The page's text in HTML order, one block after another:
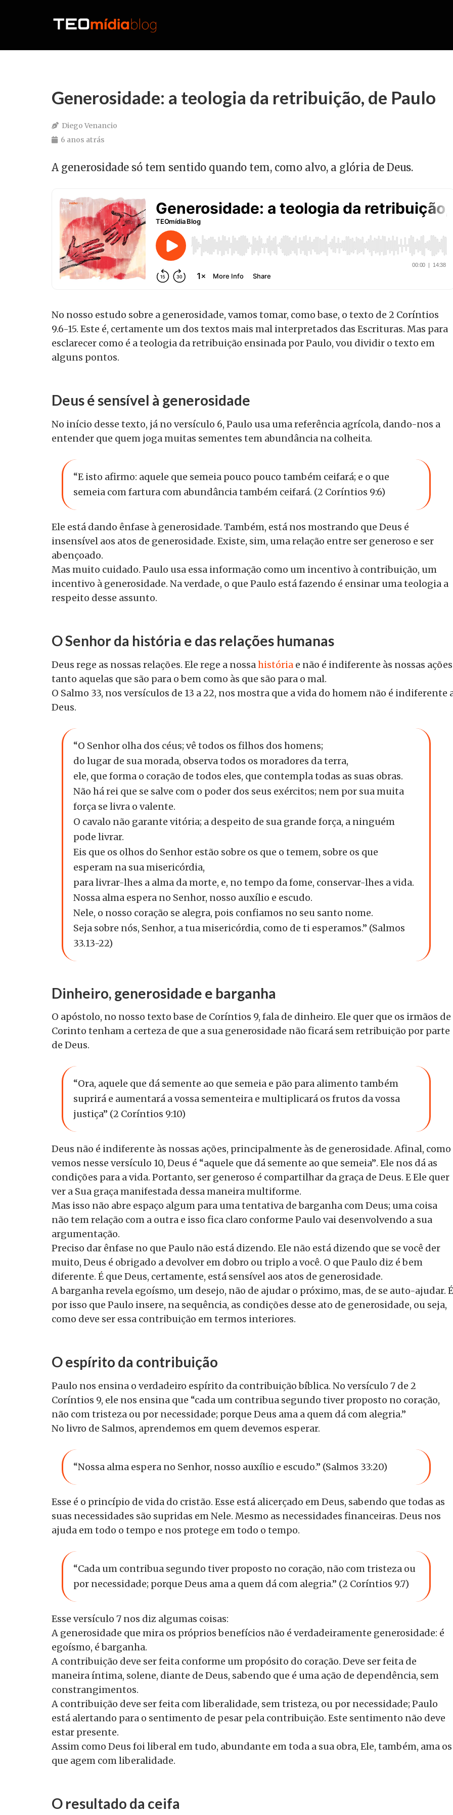
Generosidade: a teologia da retribuição, de Paulo
Diego Venancio
6 anos atrás
A generosidade só tem sentido quando tem, como alvo, a glória de Deus.
No nosso estudo sobre a generosidade, vamos tomar, como base, o texto de 2 Coríntios
9.6-15. Este é, certamente um dos textos mais mal interpretados das Escrituras. Mas para
esclarecer como é a teologia da retribuição ensinada por Paulo, vou dividir o texto em
alguns pontos.
Deus é sensível à generosidade
No início desse texto, já no versículo 6, Paulo usa uma referência agrícola, dando-nos a
entender que quem joga muitas sementes tem abundância na colheita.
“E isto afirmo: aquele que semeia pouco pouco também ceifará; e o que
semeia com fartura com abundância também ceifará. (2 Coríntios 9:6)
Ele está dando ênfase à generosidade. Também, está nos mostrando que Deus é
insensível aos atos de generosidade. Existe, sim, uma relação entre ser generoso e ser
abençoado.
Mas muito cuidado. Paulo usa essa informação como um incentivo à contribuição, um
incentivo à generosidade. Na verdade, o que Paulo está fazendo é ensinar uma teologia a
respeito desse assunto.
O Senhor da história e das relações humanas
Deus rege as nossas relações. Ele rege a nossa história e não é indiferente às nossas
tanto aquelas que são para o bem como às que são para o mal.
O Salmo 33, nos versículos de 13 a 22, nos mostra que a vida do homem não é indiferente
Deus.
“O Senhor olha dos céus; vê todos os filhos dos homens;
do lugar de sua morada, observa todos os moradores da terra,
ele, que forma o coração de todos eles, que contempla todas as suas obras.
Não há rei que se salve com o poder dos seus exércitos; nem por sua muita
força se livra o valente.
O cavalo não garante vitória; a despeito de sua grande força, a ninguém
pode livrar.
Eis que os olhos do Senhor estão sobre os que o temem, sobre os que
esperam na sua misericórdia,
para livrar-lhes a alma da morte, e, no tempo da fome, conservar-lhes a vida.
Nossa alma espera no Senhor, nosso auxílio e escudo.
Nele, o nosso coração se alegra, pois confiamos no seu santo nome.
Seja sobre nós, Senhor, a tua misericórdia, como de ti esperamos.” (Salmos
33.13-22)
Dinheiro, generosidade e barganha
O apóstolo, no nosso texto base de Coríntios 9, fala de dinheiro. Ele quer que os irmãos de
Corinto tenham a certeza de que a sua generosidade não ficará sem retribuição por parte
de Deus.
“Ora, aquele que dá semente ao que semeia e pão para alimento também
suprirá e aumentará a vossa sementeira e multiplicará os frutos da vossa
justiça” (2 Coríntios 9:10)
Deus não é indiferente às nossas ações, principalmente às de generosidade. Afinal, como
vemos nesse versículo 10, Deus é “aquele que dá semente ao que semeia”. Ele nos dá as
condições para a vida. Portanto, ser generoso é compartilhar da graça de Deus. E Ele quer
ver a Sua graça manifestada dessa maneira multiforme.
Mas isso não abre espaço algum para uma tentativa de barganha com Deus; uma coisa
não tem relação com a outra e isso fica claro conforme Paulo vai desenvolvendo a sua
argumentação.
Preciso dar ênfase no que Paulo não está dizendo. Ele não está dizendo que se você der
muito, Deus é obrigado a devolver em dobro ou triplo a você. O que Paulo diz é bem
diferente. É que Deus, certamente, está sensível aos atos de generosidade.
A barganha revela egoísmo, um desejo, não de ajudar o próximo, mas, de se auto-ajudar. É
por isso que Paulo insere, na sequência, as condições desse ato de generosidade, ou seja,
como deve ser essa contribuição em termos interiores.
O espírito da contribuição
Paulo nos ensina o verdadeiro espírito da contribuição bíblica. No versículo 7 de 2
Coríntios 9, ele nos ensina que “cada um contribua segundo tiver proposto no coração,
não com tristeza ou por necessidade; porque Deus ama a quem dá com alegria.”
No livro de Salmos, aprendemos em quem devemos esperar.
“Nossa alma espera no Senhor, nosso auxílio e escudo.” (Salmos 33:20)
Esse é o princípio de vida do cristão. Esse está alicerçado em Deus, sabendo que todas as
suas necessidades são supridas em Nele. Mesmo as necessidades financeiras. Deus nos
ajuda em todo o tempo e nos protege em todo o tempo.
“Cada um contribua segundo tiver proposto no coração, não com tristeza ou
por necessidade; porque Deus ama a quem dá com alegria.” (2 Coríntios 9.7)
Esse versículo 7 nos diz algumas coisas:
A generosidade que mira os próprios benefícios não é verdadeiramente generosidade: é
egoísmo, é barganha.
A contribuição deve ser feita conforme um propósito do coração. Deve ser feita de
maneira íntima, solene, diante de Deus, sabendo que é uma ação de dependência, sem
constrangimentos.
A contribuição deve ser feita com liberalidade, sem tristeza, ou por necessidade; Paulo
está alertando para o sentimento de pesar pela contribuição. Este sentimento não deve
estar presente.
Assim como Deus foi liberal em tudo, abundante em toda a sua obra, Ele, também, ama os
que agem com liberalidade.
O resultado da ceifa